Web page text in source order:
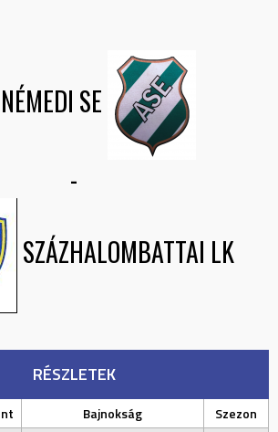
SE
-
SZÁZHALOMBATTAI LK
RÉSZLETEK
Bajnokság
Szezon